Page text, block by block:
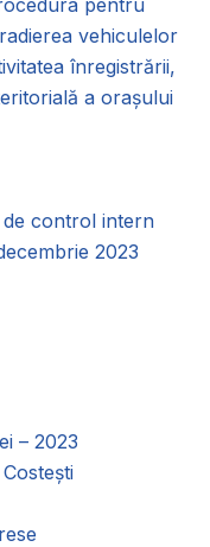
vehiculelor
înregistrării,
a orașului
control intern
2023
– 2023